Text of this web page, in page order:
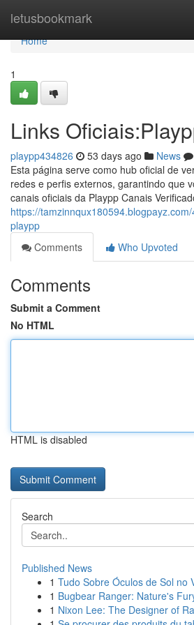
letusbookmark
Home
Home
1
Links
playpp434826 53 days ago News
Esta página serve como hub oficial de
redes e perfis externos, garantindo que
canais oficiais da Playpp Canais
https://
playpp
Comments
Who Upvoted
Comments
Submit a Comment
No HTML
HTML is disabled
Search
Published News
1 Tudo Sobre Óculos de Sol no
1 Bugbear Ranger: Nature's
1 Nixon Lee: The Designer of